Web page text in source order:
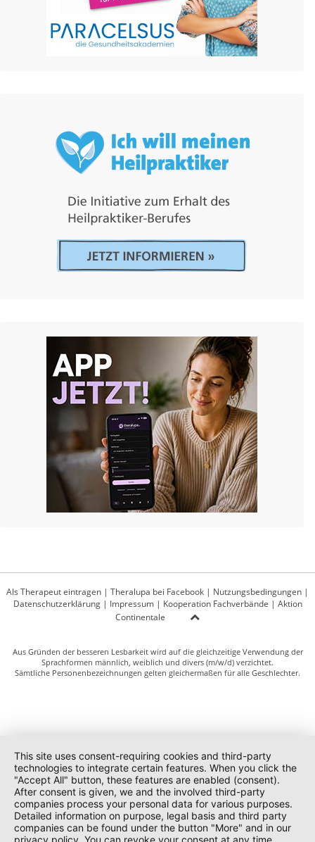
Als Therapeut eintragen | Theralupa bei Facebook | Nutzungsbedingungen |
Datenschutzerklärung| Impressum| Kooperation Fachverbände | Aktion
Continentale
Aus Gründen der besseren Lesbarkeit wird auf die gleichzeitige Verwendung der
Sprachformen männlich, weiblich und divers (m/w/d) verzichtet.
Sämtliche Personenbezeichnungen gelten gleichermaßen für alle Geschlechter.
This site uses consent-requiring cookies and third-party
technologies to integrate certain features. When you click the
"Accept All" button, these features are enabled (consent).
After consent is given, we and the involved third-party
companies process your personal data for various purposes.
Detailed information on purpose, legal basis and third party
companies can be found under the button "More" and in our
privacy policy. You can revoke your consent at any time.